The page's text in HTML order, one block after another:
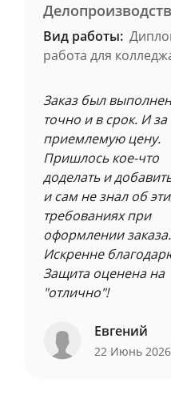
Вид работы:
работа для
Заказ был выполнен
точно и в срок. И за
приемлемую цену.
Пришлось кое-что
доделать и
и сам не знал об
требованиях при
оформлении заказа.
Искренне
Защита оценена на
"отлично"!
Евгений
22 Июнь 2026